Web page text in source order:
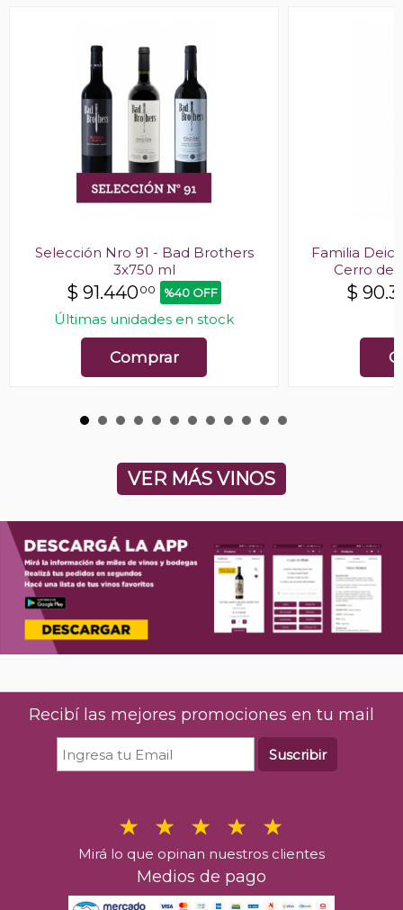
Selección Nro 91 - Bad Brothers
3x750 ml
$ 91.44000 %40 OFF
Últimas unidades en stock
Comprar
Familia
Cerro del
$
VER MÁS VINOS
Recibí las mejores promociones en tu mail
Suscribir
Mirá lo que opinan nuestros clientes
Medios de pago